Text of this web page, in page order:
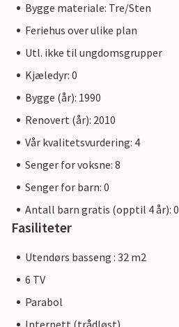
Bygge materiale: Tre/Sten
Feriehus over ulike plan
Utl. ikke til ungdomsgrupper
Kjæledyr: 0
Bygge (år): 1990
Renovert (år): 2010
Vår kvalitetsvurdering: 4
Senger for voksne: 8
Senger for barn: 0
Antall barn gratis (opptil 4 år): 0
Fasiliteter
Utendørs basseng : 32 m2
6 TV
Parabol
Internett (trådløst)